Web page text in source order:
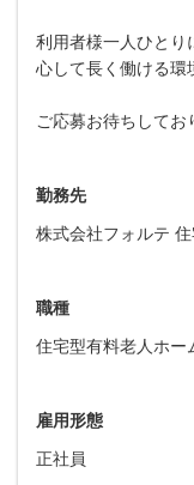
利用者様一人ひとり
心して長く働ける環
ご応募お待ちしてお
勤務先
株式会社フォルテ
職種
住宅型有料老人ホー
雇用形態
正社員